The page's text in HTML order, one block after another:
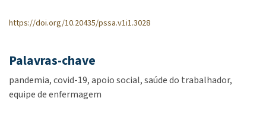
Palavras-chave
pandemia covid-19 apoio social saúde do trabalhador
equipe de enfermagem
https://doi.org/10.20435/pssa.v1i1.3028